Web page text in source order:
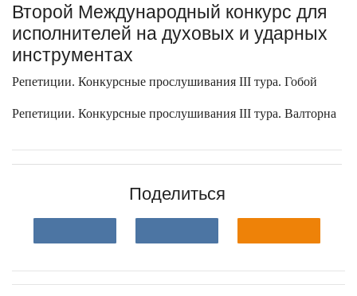
Второй Международный конкурс для
исполнителей на духовых и ударных
инструментах
Репетиции. Конкурсные прослушивания III тура. Гобой
Репетиции. Конкурсные прослушивания III тура. Валторна
Поделиться